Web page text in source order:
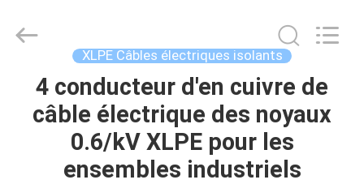
APERÇU
PRODUITS
Cable
(Group)
Reserved.
XLPE Câbles électriques isolants
4 conducteur d'en cuivre de
câble électrique des noyaux
0.6/kV XLPE pour les
ensembles industriels